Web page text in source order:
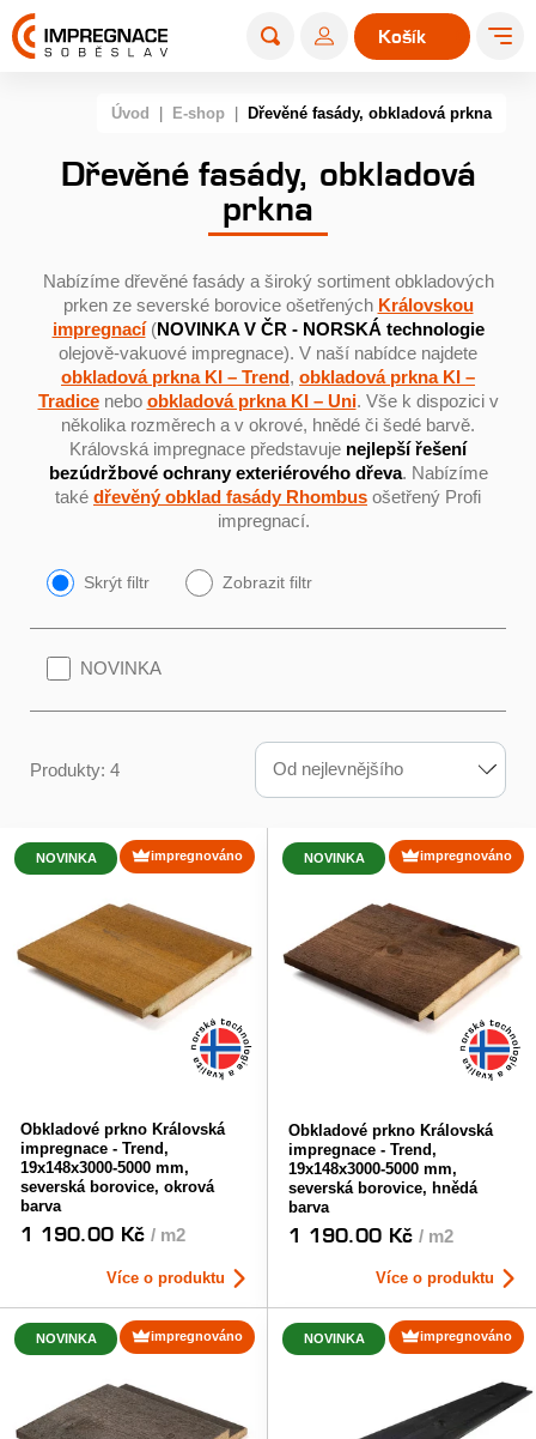
0
Košík
Úvod E-shop Dřevěné fasády, obkladová prkna
Dřevěné fasády, obkladová
prkna
Nabízíme dřevěné fasády a široký sortiment obkladových
prken ze severské borovice ošetřených Královskou
impregnací(NOVINKA V ČR - NORSKÁ technologie
olejově-vakuové impregnace). V naší nabídce najdete
obkladová prkna KI – Trend, obkladová prkna KI –
Tradicenebo obkladová prkna KI – Uni. Vše k dispozici v
několika rozměrech a v okrové, hnědé či šedé barvě.
Královská impregnace představuje nejlepší řešení
bezúdržbové ochrany exteriérového dřeva. Nabízíme
také dřevěný obklad fasády Rhombus ošetřený Profi
impregnací.
Skrýt filtr Zobrazit filtr
Od nejlevnějšího
NOVINKA
Produkty: 4
impregnováno
Obkladové prkno Královská
impregnace - Trend,
19x148x3000-5000 mm,
severská borovice, okrová
barva
1 190.00 Kč/ m2
Více o produktu
NOVINKA impregnováno
Obkladové prkno Královská
impregnace - Trend,
19x148x3000-5000 mm,
severská borovice, hnědá
barva
1 190.00 Kč/ m2
Více o produktu
NOVINKA
impregnováno
NOVINKA impregnováno
NOVINKA